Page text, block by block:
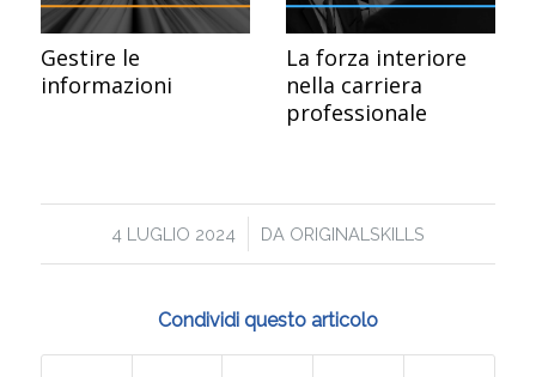
Gestire le
informazioni
La forza interiore
nella carriera
professionale
4 LUGLIO 2024
/ DA ORIGINALSKILLS
Condividi questo articolo